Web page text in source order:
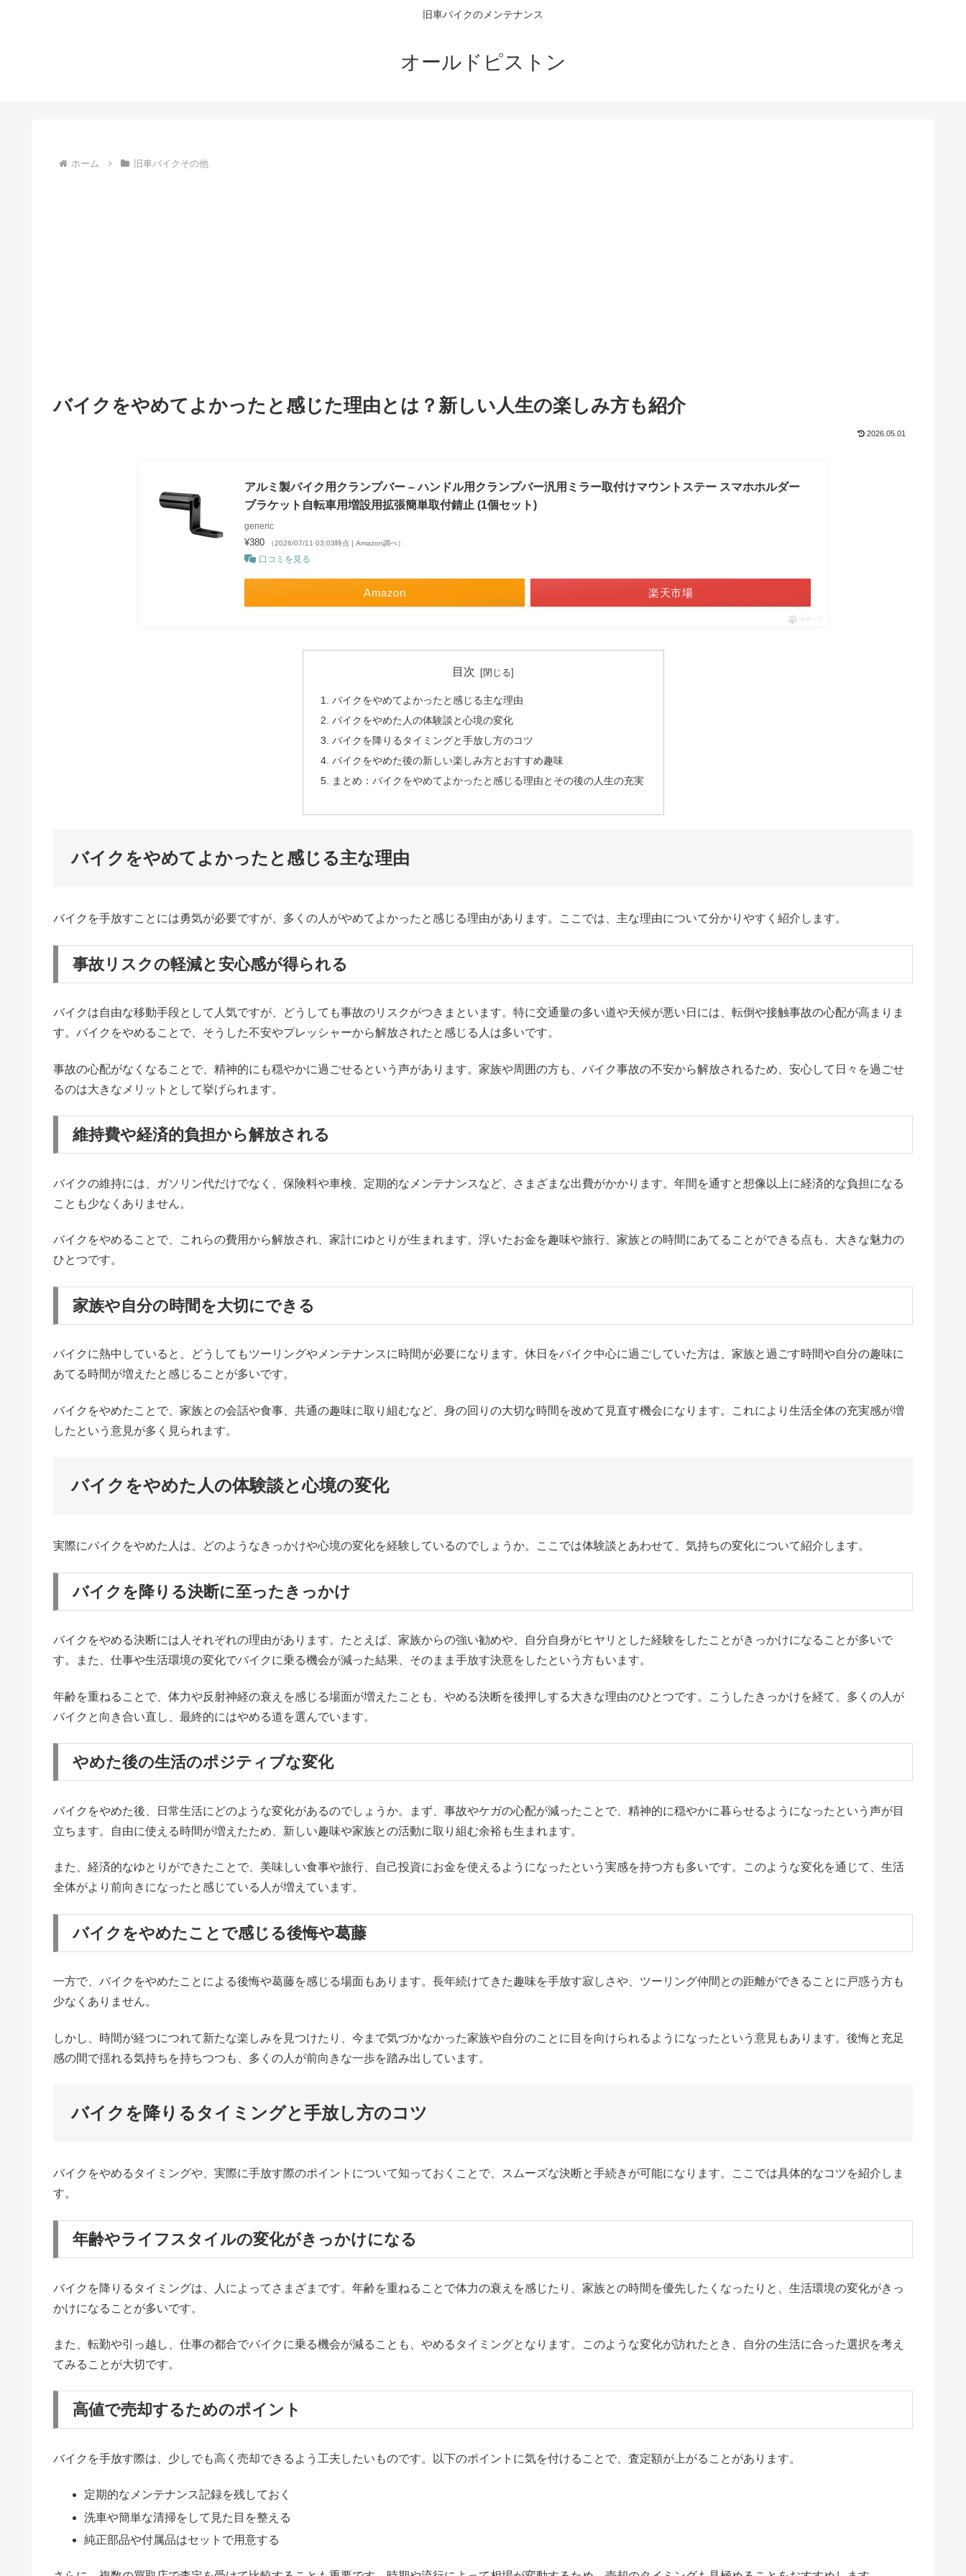
旧車バイクのメンテナンス
オールドピストン
ホーム 旧車バイクその他
バイクをやめてよかったと感じた理由とは？新しい人生の楽しみ方も紹介
2026.05.01
アルミ製バイク用クランプバー – ハンドル用クランプバー汎用ミラー取付けマウントステー スマホホルダー
ブラケット自転車用増設用拡張簡単取付錆止 (1個セット)
generic
¥380 （2026/07/11 03:03時点 | Amazon調べ）
口コミを見る
Amazon 楽天市場
ポチップ
目次
バイクをやめてよかったと感じる主な理由
バイクをやめた人の体験談と心境の変化
バイクを降りるタイミングと手放し方のコツ
バイクをやめた後の新しい楽しみ方とおすすめ趣味
まとめ：バイクをやめてよかったと感じる理由とその後の人生の充実
バイクをやめてよかったと感じる主な理由
バイクを手放すことには勇気が必要ですが、多くの人がやめてよかったと感じる理由があります。ここでは、主な理由について分かりやすく紹介します。
事故リスクの軽減と安心感が得られる
バイクは自由な移動手段として人気ですが、どうしても事故のリスクがつきまといます。特に交通量の多い道や天候が悪い日には、転倒や接触事故の心配が高まりま
す。バイクをやめることで、そうした不安やプレッシャーから解放されたと感じる人は多いです。
事故の心配がなくなることで、精神的にも穏やかに過ごせるという声があります。家族や周囲の方も、バイク事故の不安から解放されるため、安心して日々を過ごせ
るのは大きなメリットとして挙げられます。
維持費や経済的負担から解放される
バイクの維持には、ガソリン代だけでなく、保険料や車検、定期的なメンテナンスなど、さまざまな出費がかかります。年間を通すと想像以上に経済的な負担になる
ことも少なくありません。
バイクをやめることで、これらの費用から解放され、家計にゆとりが生まれます。浮いたお金を趣味や旅行、家族との時間にあてることができる点も、大きな魅力の
ひとつです。
家族や自分の時間を大切にできる
バイクに熱中していると、どうしてもツーリングやメンテナンスに時間が必要になります。休日をバイク中心に過ごしていた方は、家族と過ごす時間や自分の趣味に
あてる時間が増えたと感じることが多いです。
バイクをやめたことで、家族との会話や食事、共通の趣味に取り組むなど、身の回りの大切な時間を改めて見直す機会になります。これにより生活全体の充実感が増
したという意見が多く見られます。
バイクをやめた人の体験談と心境の変化
実際にバイクをやめた人は、どのようなきっかけや心境の変化を経験しているのでしょうか。ここでは体験談とあわせて、気持ちの変化について紹介します。
バイクを降りる決断に至ったきっかけ
バイクをやめる決断には人それぞれの理由があります。たとえば、家族からの強い勧めや、自分自身がヒヤリとした経験をしたことがきっかけになることが多いで
す。また、仕事や生活環境の変化でバイクに乗る機会が減った結果、そのまま手放す決意をしたという方もいます。
年齢を重ねることで、体力や反射神経の衰えを感じる場面が増えたことも、やめる決断を後押しする大きな理由のひとつです。こうしたきっかけを経て、多くの人が
バイクと向き合い直し、最終的にはやめる道を選んでいます。
やめた後の生活のポジティブな変化
バイクをやめた後、日常生活にどのような変化があるのでしょうか。まず、事故やケガの心配が減ったことで、精神的に穏やかに暮らせるようになったという声が目
立ちます。自由に使える時間が増えたため、新しい趣味や家族との活動に取り組む余裕も生まれます。
また、経済的なゆとりができたことで、美味しい食事や旅行、自己投資にお金を使えるようになったという実感を持つ方も多いです。このような変化を通じて、生活
全体がより前向きになったと感じている人が増えています。
バイクをやめたことで感じる後悔や葛藤
一方で、バイクをやめたことによる後悔や葛藤を感じる場面もあります。長年続けてきた趣味を手放す寂しさや、ツーリング仲間との距離ができることに戸惑う方も
少なくありません。
しかし、時間が経つにつれて新たな楽しみを見つけたり、今まで気づかなかった家族や自分のことに目を向けられるようになったという意見もあります。後悔と充足
感の間で揺れる気持ちを持ちつつも、多くの人が前向きな一歩を踏み出しています。
バイクを降りるタイミングと手放し方のコツ
バイクをやめるタイミングや、実際に手放す際のポイントについて知っておくことで、スムーズな決断と手続きが可能になります。ここでは具体的なコツを紹介しま
す。
年齢やライフスタイルの変化がきっかけになる
バイクを降りるタイミングは、人によってさまざまです。年齢を重ねることで体力の衰えを感じたり、家族との時間を優先したくなったりと、生活環境の変化がきっ
かけになることが多いです。
また、転勤や引っ越し、仕事の都合でバイクに乗る機会が減ることも、やめるタイミングとなります。このような変化が訪れたとき、自分の生活に合った選択を考え
てみることが大切です。
高値で売却するためのポイント
バイクを手放す際は、少しでも高く売却できるよう工夫したいものです。以下のポイントに気を付けることで、査定額が上がることがあります。
定期的なメンテナンス記録を残しておく
洗車や簡単な清掃をして見た目を整える
純正部品や付属品はセットで用意する